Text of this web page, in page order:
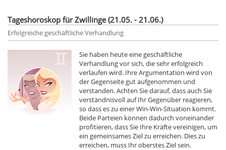
Tageshoroskop für Zwillinge (21.05. - 21.06.)
Erfolgreiche geschäftliche Verhandlung
Sie haben heute eine geschäftliche
Verhandlung vor sich, die sehr erfolgreich
verlaufen wird. Ihre Argumentation wird von
der Gegenseite gut aufgenommen und
verstanden. Achten Sie darauf, dass auch Sie
verständnisvoll auf Ihr Gegenüber reagieren,
so dass es zu einer Win-Win-Situation kommt.
Beide Parteien können dadurch voneinander
profitieren, dass Sie Ihre Kräfte vereinigen, um
ein gemeinsames Ziel zu erreichen. Dies zu
erreichen, muss Ihr oberstes Ziel sein.